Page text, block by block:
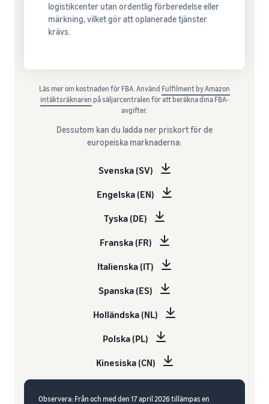
logistikcenter utan ordentlig förberedelse eller
märkning, vilket gör att oplanerade tjänster
krävs.
Läs mer om kostnaden för FBA. Använd Fulfilment by Amazon
intäktsräknaren på säljarcentralen för att beräkna dina FBA-
avgifter.
Dessutom kan du ladda ner priskort för de
europeiska marknaderna:
Svenska (SV)
Engelska (EN)
Tyska (DE)
Franska (FR)
Italienska (IT)
Spanska (ES)
Holländska (NL)
Polska (PL)
Kinesiska (CN)
Observera: Från och med den 17 april 2026 tillämpas en